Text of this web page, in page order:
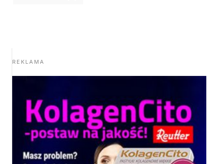
REKLAMA